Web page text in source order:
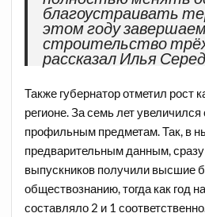
благоустраивать
этом году
строительство
рассказал Илья
Также губернатор отметил рост
регионе. За семь лет
профильным предметам. Так, в
предварительным данным,
выпускников получили высшие
обществознанию, тогда как год
составляло 2 и 1